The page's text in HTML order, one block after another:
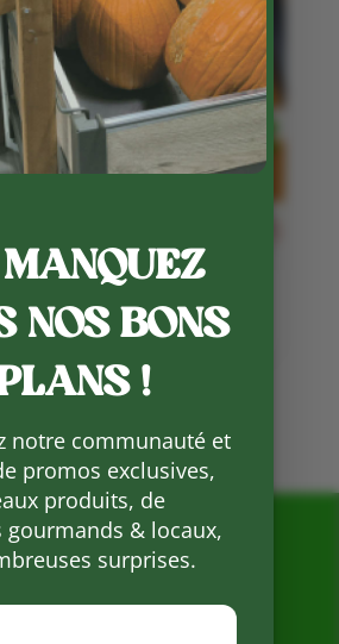
est en place !
21 Fév 2022
et Expéditions
NOS BONS
!
notre communauté et
promos exclusives,
produits, de
gourmands & locaux,
surprises.